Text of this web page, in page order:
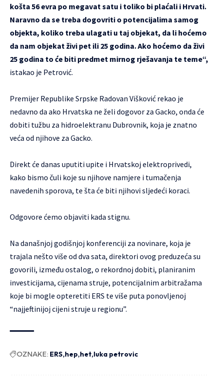
košta 56 evra po megavat satu i toliko bi plaćali i Hrvati.
Naravno da se treba dogovriti o potencijalima samog
objekta, koliko treba ulagati u taj objekat, da li hoćemo
da nam objekat živi pet ili 25 godina. Ako hoćemo da živi
25 godina to će biti predmet mirnog rješavanja te teme“,
istakao je Petrović.
Premijer Republike Srpske Radovan Višković rekao je
nedavno da ako Hrvatska ne želi dogovor za Gacko, onda će
dobiti tužbu za hidroelektranu Dubrovnik, koja je znatno
veća od njihove za Gacko.
Direkt će danas uputiti upite i Hrvatskoj elektroprivedi,
kako bismo čuli koje su njihove namjere i tumačenja
navedenih sporova, te šta će biti njihovi sljedeći koraci.
Odgovore ćemo objaviti kada stignu.
Na današnjoj godišnjoj konferenciji za novinare, koja je
trajala nešto više od dva sata, direktori ovog preduzeća su
govorili, između ostalog, o rekordnoj dobiti, planiranim
investicijama, cijenama struje, potencijalnim arbitražama
koje bi mogle opteretiti ERS te više puta ponovljenoj
“najjeftinijoj cijeni struje u regionu”.
OZNAKE: ERS hep het luka petrovic